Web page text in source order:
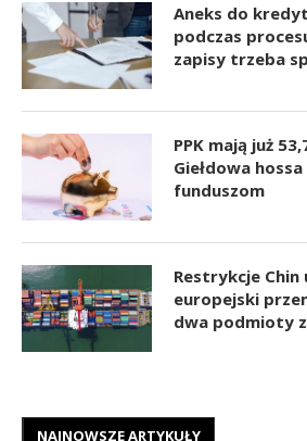
Aneks do
podczas
zapisy trzeba
PPK mają już
Giełdowa
funduszom
Restrykcje Chin
europejski
dwa podmioty
NAJNOWSZE ARTYKUŁY